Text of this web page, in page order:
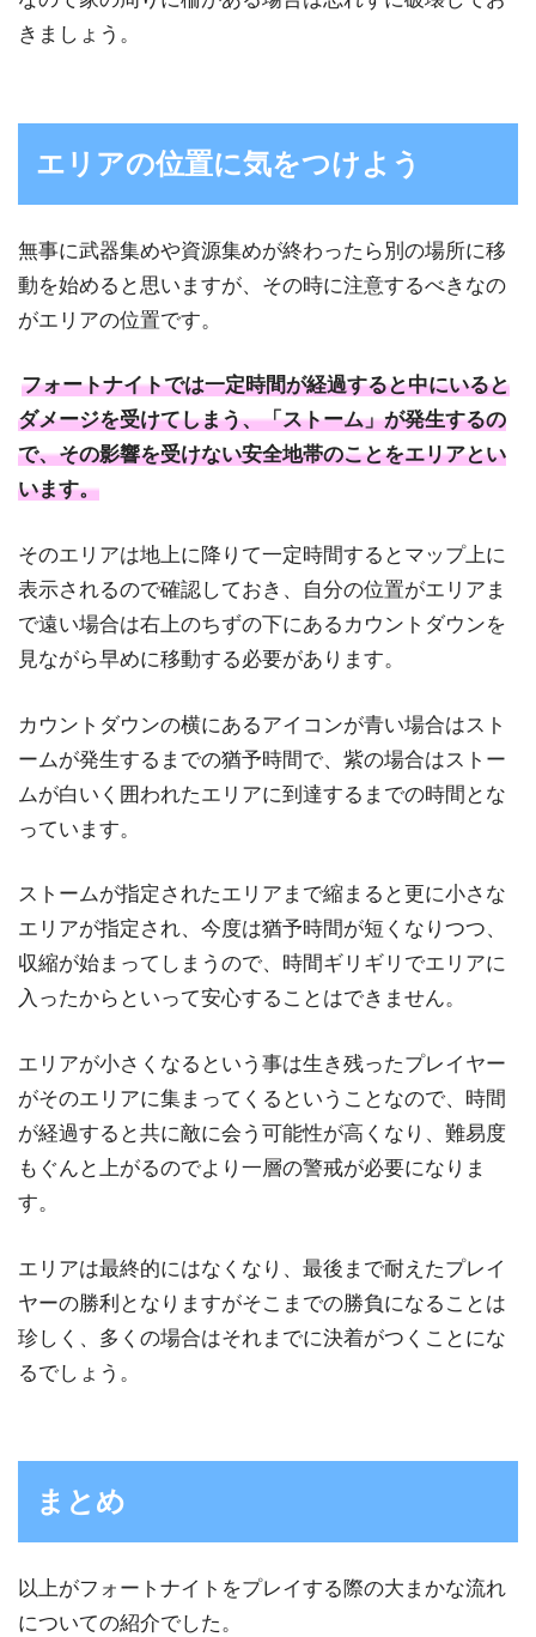
きましょう。
エリアの位置に気をつけよう
無事に武器集めや資源集めが終わったら別の場所に移
動を始めると思いますが、その時に注意するべきなの
がエリアの位置です。
フォートナイトでは一定時間が経過すると中にいると
ダメージを受けてしまう、「ストーム」が発生するの
で、その影響を受けない安全地帯のことをエリアとい
います。
そのエリアは地上に降りて一定時間するとマップ上に
表示されるので確認しておき、自分の位置がエリアま
で遠い場合は右上のちずの下にあるカウントダウンを
見ながら早めに移動する必要があります。
カウントダウンの横にあるアイコンが青い場合はスト
ームが発生するまでの猶予時間で、紫の場合はストー
ムが白いく囲われたエリアに到達するまでの時間とな
っています。
ストームが指定されたエリアまで縮まると更に小さな
エリアが指定され、今度は猶予時間が短くなりつつ、
収縮が始まってしまうので、時間ギリギリでエリアに
入ったからといって安心することはできません。
エリアが小さくなるという事は生き残ったプレイヤー
がそのエリアに集まってくるということなので、時間
が経過すると共に敵に会う可能性が高くなり、難易度
もぐんと上がるのでより一層の警戒が必要になりま
す。
エリアは最終的にはなくなり、最後まで耐えたプレイ
ヤーの勝利となりますがそこまでの勝負になることは
珍しく、多くの場合はそれまでに決着がつくことにな
るでしょう。
まとめ
以上がフォートナイトをプレイする際の大まかな流れ
についての紹介でした。